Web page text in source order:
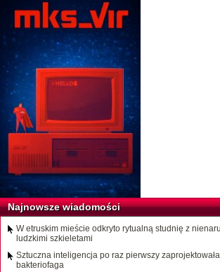
Najnowsze wiadomości
W etruskim mieście odkryto rytualną studnię z
ludzkimi szkieletami
Sztuczna inteligencja po raz pierwszy
bakteriofaga